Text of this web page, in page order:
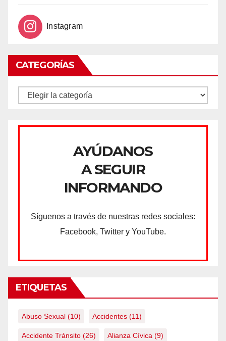
Instagram
CATEGORÍAS
CATEGORÍAS
AYÚDANOS
A SEGUIR
INFORMANDO
Síguenos a través de nuestras redes sociales:
Facebook, Twitter y YouTube.
ETIQUETAS
Abuso Sexual (10) Accidentes (11)
Accidente Tránsito (26) Alianza Cívica (9)